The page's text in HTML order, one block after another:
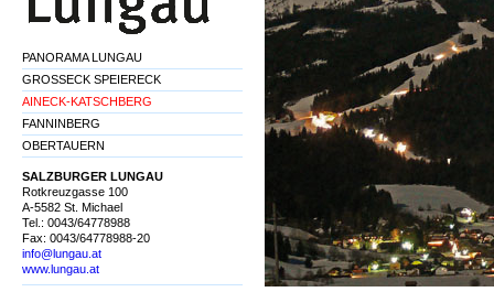
PANORAMA LUNGAU
GROSSECK SPEIERECK
AINECK-KATSCHBERG
FANNINBERG
OBERTAUERN
SALZBURGER LUNGAU
Rotkreuzgasse 100
A-5582 St. Michael
Tel.: 0043/64778988
Fax: 0043/64778988-20
info@lungau.at
www.lungau.at